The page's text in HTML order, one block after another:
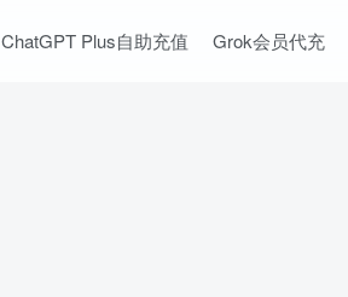
ChatGPT Plus自助充值 Grok会员代充